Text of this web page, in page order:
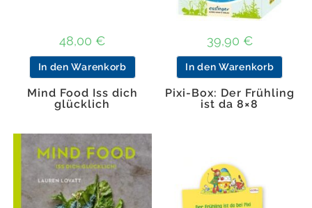
48,00 €
In den Warenkorb
39,90 €
In den Warenkorb
Mind Food Iss dich
glücklich
Pixi-Box: Der Frühling
ist da 8×8